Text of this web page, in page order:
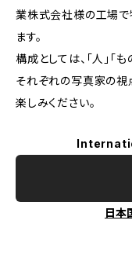
業株式会社様の工場
ます。
構成としては、「人」「
それぞれの写真家の視
楽しみください。
日本